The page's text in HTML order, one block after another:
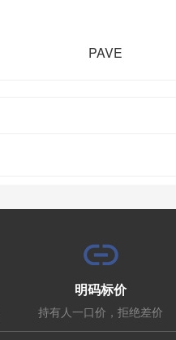
PAVE
明码标价
持有人一口价，拒绝差价